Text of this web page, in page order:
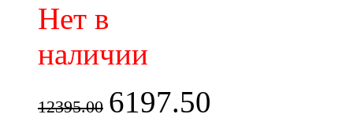
Нет в
наличии
12395.00 6197.50